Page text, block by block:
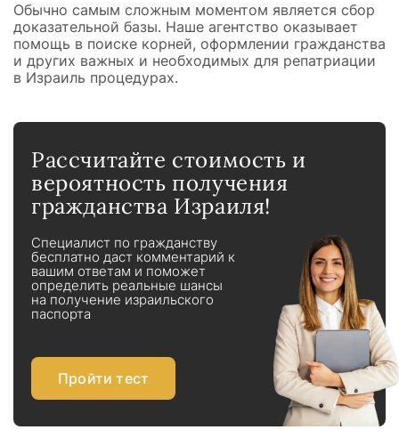
Обычно самым сложным моментом является сбор
доказательной базы. Наше агентство оказывает
помощь в поиске корней, оформлении гражданства
и других важных и необходимых для репатриации
в Израиль процедурах.
Рассчитайте стоимость и
вероятность получения
гражданства Израиля!
Специалист по гражданству
бесплатно даст комментарий к
вашим ответам и поможет
определить реальные шансы
на получение израильского
паспорта
Пройти тест